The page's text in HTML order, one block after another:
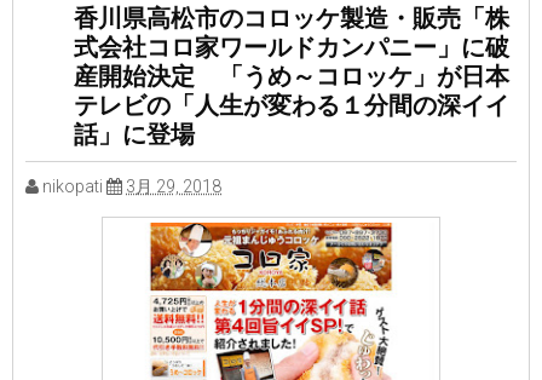
香川県高松市のコロッケ製造・販売「株
式会社コロ家ワールドカンパニー」に破
産開始決定 「うめ～コロッケ」が日本
テレビの「人生が変わる１分間の深イイ
話」に登場
nikopati 3月 29, 2018